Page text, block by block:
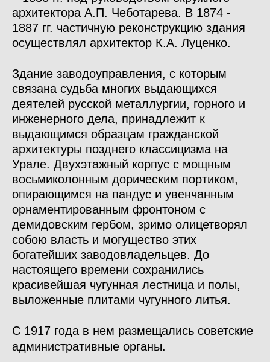
архитектора А.П. Чеботарева. В 1874 -
1887 гг. частичную реконструкцию здания
осуществлял архитектор К.А. Луценко.
Здание заводоуправления, с которым
связана судьба многих выдающихся
деятелей русской металлургии, горного и
инженерного дела, принадлежит к
выдающимся образцам гражданской
архитектуры позднего классицизма на
Урале. Двухэтажный корпус с мощным
восьмиколонным дорическим портиком,
опирающимся на пандус и увенчанным
орнаментированным фронтоном с
демидовским гербом, зримо олицетворял
собою власть и могущество этих
богатейших заводовладельцев. До
настоящего времени сохранились
красивейшая чугунная лестница и полы,
выложенные плитами чугунного литья.
С 1917 года в нем размещались советские
административные органы.